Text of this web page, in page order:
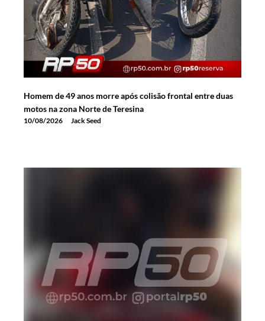
Homem de 49 anos morre após colisão frontal entre duas
motos na zona Norte de Teresina
10/08/2026 Jack Seed